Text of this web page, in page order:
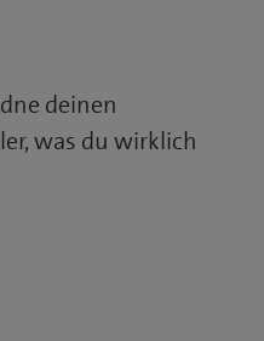
deinen
was du wirklich